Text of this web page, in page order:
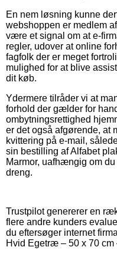
En nem løsning kunne
webshoppen er medlem
være et signal om at e-
regler, udover at online
fagfolk der er meget
mulighed for at blive
dit køb.
Ydermere tilråder vi at
forhold der gælder for
ombytningsrettighed
er det også afgørende, at
kvittering på e-mail,
sin bestilling af Alfabet
Marmor, uafhængig om
dreng.
Trustpilot genererer en
flere andre kunders
du eftersøger internet
Hvid Egetræ – 50 x 70 cm